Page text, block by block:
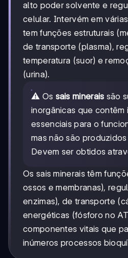
alto poder solvente e
celular. Intervém em
tem funções estruturais
de transporte (plasma),
temperatura (suor) e
(urina).
⚠️ Os sais minerais são
inorgânicas que contêm
essenciais para o
mas não são
Devem ser obtidos
Os sais minerais têm
ossos e membranas),
enzimas), de transporte
energéticas (fósforo no
componentes vitais que
inúmeros processos